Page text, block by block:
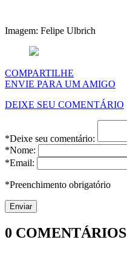
Imagem: Felipe Ulbrich
COMPARTILHE
ENVIE PARA UM AMIGO
DEIXE SEU COMENTÁRIO
*Deixe seu comentário:
*Nome:
*Email:
*Preenchimento obrigatório
0 COMENTÁRIOS